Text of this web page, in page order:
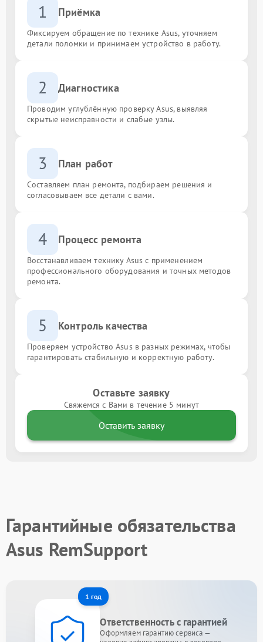
1 Приёмка
Фиксируем обращение по технике Asus, уточняем
детали поломки и принимаем устройство в работу.
2 Диагностика
Проводим углублённую проверку Asus, выявляя
скрытые неисправности и слабые узлы.
3 План работ
Составляем план ремонта, подбираем решения и
согласовываем все детали с вами.
4 Процесс ремонта
Восстанавливаем технику Asus с применением
профессионального оборудования и точных методов
ремонта.
5 Контроль качества
Проверяем устройство Asus в разных режимах, чтобы
гарантировать стабильную и корректную работу.
Оставьте заявку
Свяжемся с Вами в течение 5 минут
Оставить заявку
Гарантийные обязательства
Asus RemSupport
1 год
Ответственность с гарантией
Оформляем гарантию сервиса —